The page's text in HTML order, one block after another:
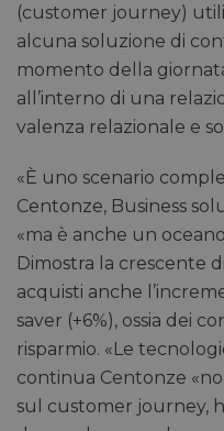
(customer journey)
alcuna soluzione di
momento della
all’interno di una
valenza relazionale e
«È uno scenario
Centonze, Business
«ma è anche un
Dimostra la crescente
acquisti anche
saver (+6%), ossia dei
risparmio. «Le
continua Centonze
sul customer journey,